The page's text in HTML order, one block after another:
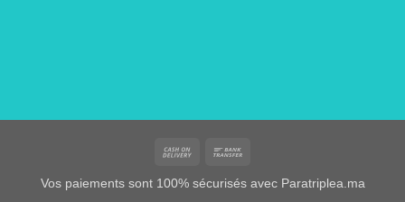
Cash
Delivery
Vos paiements sont 100% sécurisés avec Paratriplea.ma